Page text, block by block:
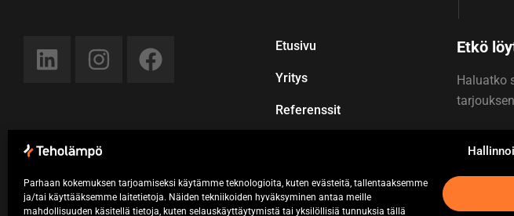
Parhaan kokemuksen tarjoamiseksi käytämme teknologioita, kuten evästeitä, tallentaaksemme
ja/tai käyttääksemme laitetietoja. Näiden tekniikoiden hyväksyminen antaa meille
mahdollisuuden käsitellä tietoja, kuten selauskäyttäytymistä tai yksilöllisiä tunnuksia tällä
Etusivu
Yritys
Referenssit
Etkö
Haluatko
Ota